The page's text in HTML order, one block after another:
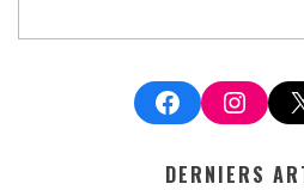
Facebook X
DERNIERS